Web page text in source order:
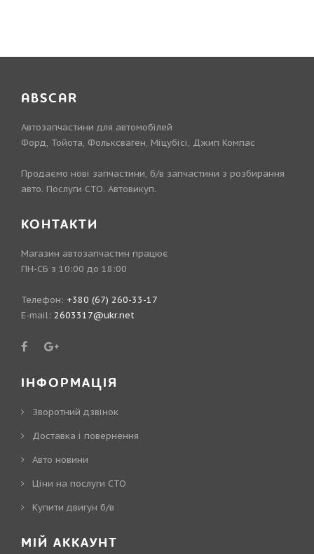
ABSCAR
Автозапчастини для автомобілей
Форд, Тойота, Фольксваген, Міцубісі, Джип Компас
Продаємо нові запчастини, б/в запчастини з розбирання
авто. Послуги СТО. Автовикуп.
КОНТАКТИ
Магазин автозапчастин працює
ПН-СБ з 10:00 до 18:00
Телефон: +380 (67) 260-33-17
E-mail: 2603317@ukr.net
ІНФОРМАЦІЯ
Зворотний дзвінок
Доставка і повернення
Авто новини
Ціни на послуги СТО
Купити двигун б/в
МІЙ АККАУНТ